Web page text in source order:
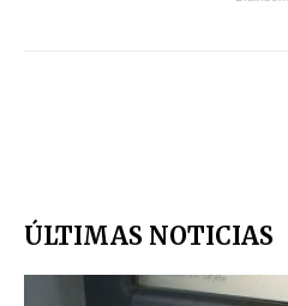
ÚLTIMAS NOTICIAS